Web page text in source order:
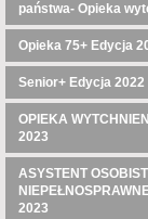
państwa- Opieka
Opieka 75+ Edycja
Senior+ Edycja 2022
OPIEKA
2023
ASYSTENT
2023